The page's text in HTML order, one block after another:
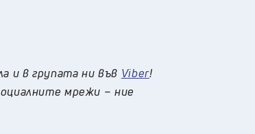
и в групата ни във Viber!
мрежи – ние